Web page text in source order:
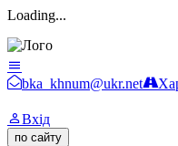
Loading...
bka_khnum@ukr.net
Вхід
по сайту